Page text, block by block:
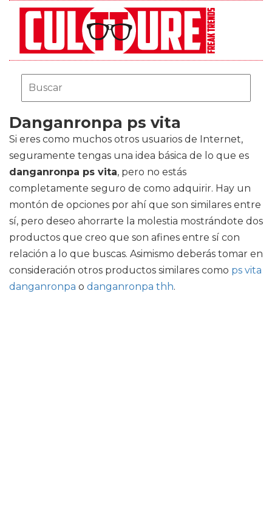
Danganronpa ps vita
Si eres como muchos otros usuarios de Internet,
seguramente tengas una idea básica de lo que es
danganronpa ps vita, pero no estás
completamente seguro de como adquirir. Hay un
montón de opciones por ahí que son similares entre
sí, pero deseo ahorrarte la molestia mostrándote dos
productos que creo que son afines entre sí con
relación a lo que buscas. Asimismo deberás tomar en
consideración otros productos similares como ps vita
danganronpa o danganronpa thh.